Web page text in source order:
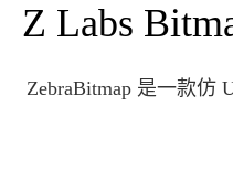
Z Labs
ZebraBitmap 是一款仿